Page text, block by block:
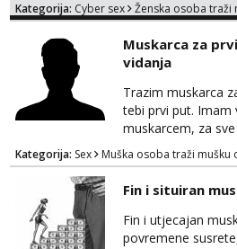
poslije kada se
Idealno ne nešto
dogovoreno i na
sramežljiva ali
zadovoljan i da
Kategorija: Cyber sex Ženska osoba traži
Muskarca za
vidanja
Trazim muskarca
tebi prvi put. Imam
muskarcem, za
sve…pasiv/aktiv/
dobro mozemo
uz maksimalnu
tamo i ostaje. Jace
Ozenjen, uz
rjesavam
Kategorija: Sex Muška osoba traži mušku
Fin i situiran
Fin i utjecajan
povremene